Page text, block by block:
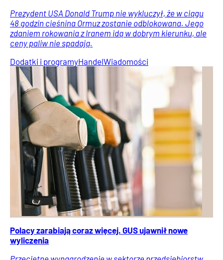
Prezydent USA Donald Trump nie wykluczył, że w ciągu
48 godzin cieśnina Ormuz zostanie odblokowana. Jego
zdaniem rokowania z Iranem idą w dobrym kierunku, ale
ceny paliw nie spadają.
Dodatki i programyHandelWiadomości
Polacy zarabiają coraz więcej. GUS ujawnił nowe
wyliczenia